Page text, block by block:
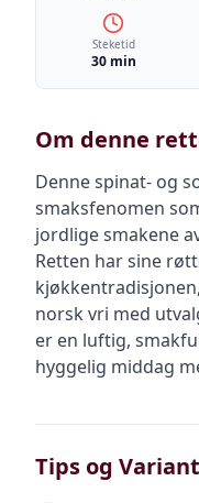
Steketid
30 min
Om denne
Denne spinat- og
smaksfenomen
jordlige smakene
Retten har sine
norsk vri med
er en luftig,
hyggelig middag
Tips og